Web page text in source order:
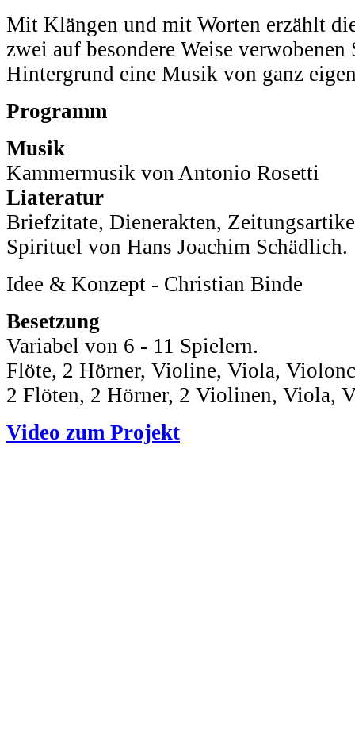
Mit Klängen und mit Worten erzählt
zwei auf besondere Weise
Hintergrund eine Musik von ganz
Programm
Musik
Kammermusik von Antonio Rosetti
Liateratur
Briefzitate, Dienerakten,
Spirituel von Hans Joachim Schädlich.
Idee & Konzept - Christian Binde
Besetzung
Variabel von 6 - 11 Spielern.
Flöte, 2 Hörner, Violine, Viola,
2 Flöten, 2 Hörner, 2 Violinen, Viola,
Video zum Projekt